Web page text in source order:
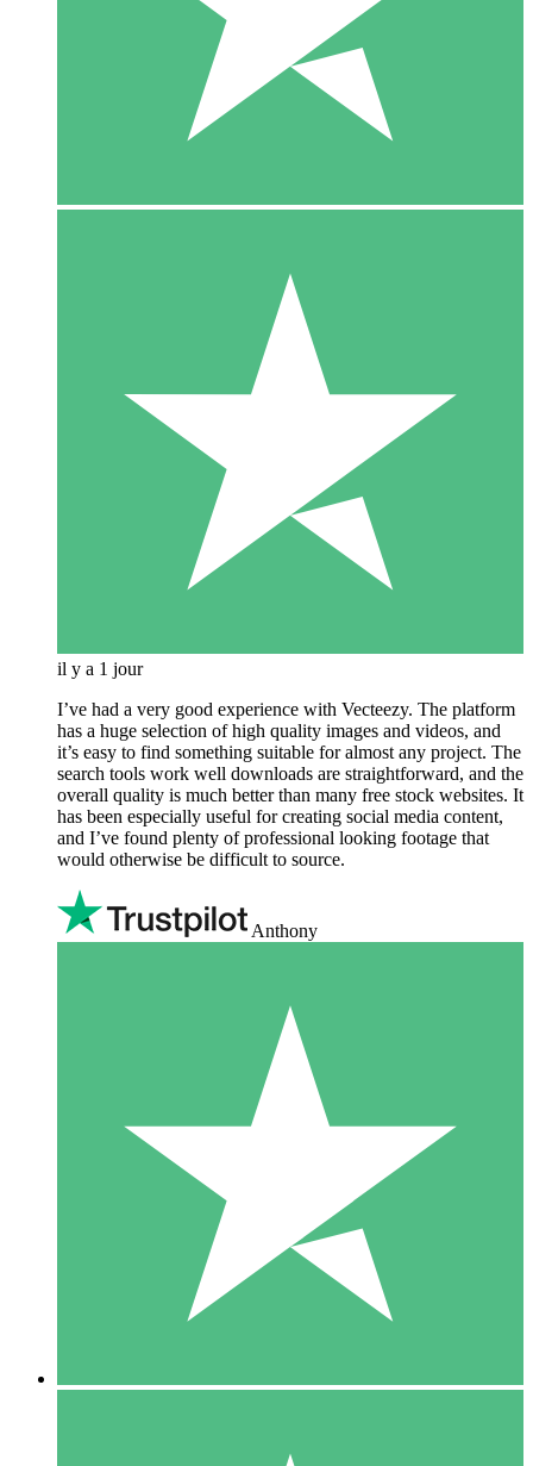
il y a 1 jour
I’ve had a very good experience with Vecteezy. The platform
has a huge selection of high quality images and videos, and
it’s easy to find something suitable for almost any project. The
search tools work well downloads are straightforward, and the
overall quality is much better than many free stock websites. It
has been especially useful for creating social media content,
and I’ve found plenty of professional looking footage that
would otherwise be difficult to source.
Anthony